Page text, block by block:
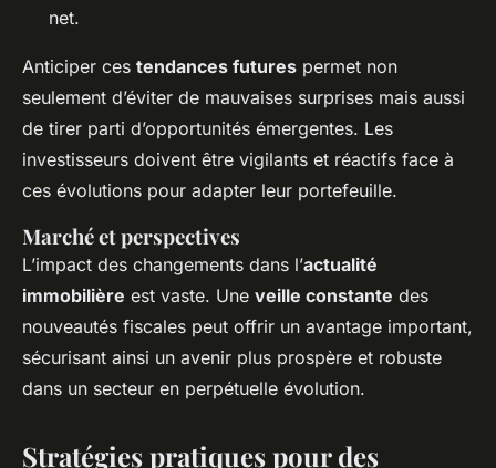
net.
Anticiper ces tendances futures permet non
seulement d’éviter de mauvaises surprises mais aussi
de tirer parti d’opportunités émergentes. Les
investisseurs doivent être vigilants et réactifs face à
ces évolutions pour adapter leur portefeuille.
Marché et perspectives
L’impact des changements dans l’actualité
immobilière est vaste. Une veille constante des
nouveautés fiscales peut offrir un avantage important,
sécurisant ainsi un avenir plus prospère et robuste
dans un secteur en perpétuelle évolution.
Stratégies pratiques pour des